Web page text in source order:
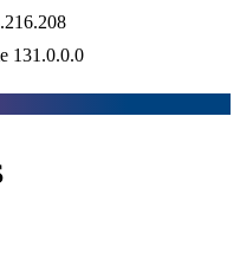
131.0.0.0